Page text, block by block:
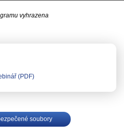
vyhrazena
(PDF)
zabezpečené soubory